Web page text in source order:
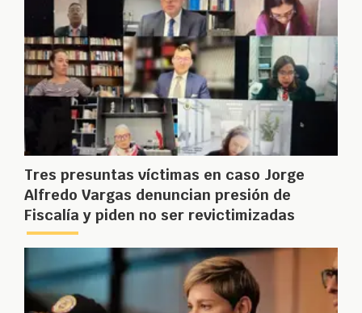
Tres presuntas víctimas en caso Jorge
Alfredo Vargas denuncian presión de
Fiscalía y piden no ser revictimizadas